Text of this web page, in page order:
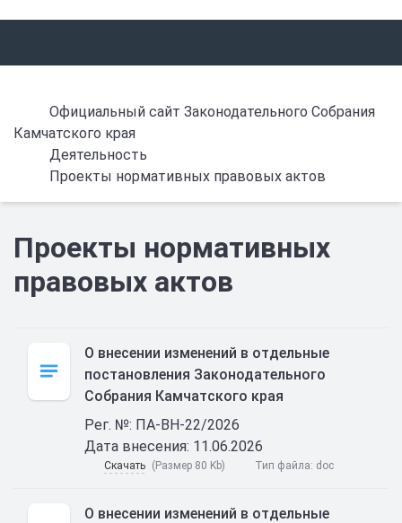
Официальный сайт Законодательного Собрания
Камчатского края
Деятельность
Проекты нормативных правовых актов
Проекты нормативных
правовых актов
О внесении изменений в отдельные
постановления Законодательного
Собрания Камчатского края
Рег. №: ПА-ВН-22/2026
Дата внесения: 11.06.2026
Скачать (Размер 80 Kb) Тип файла: doc
О внесении изменений в отдельные